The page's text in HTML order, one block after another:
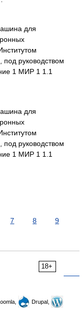
для
под руководством
1 МИР 1 1.1
для
под руководством
1 МИР 1 1.1
7 8
9
18+
Drupal,